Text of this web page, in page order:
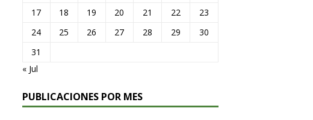
17
18 19 20 21 22
23
24
25 26 27 28 29
30
31
« Jul
PUBLICACIONES POR MES